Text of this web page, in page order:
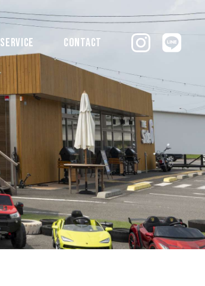
SERVICE CONTACT